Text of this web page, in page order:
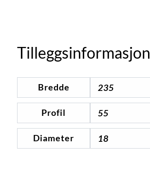
Tilleggsinformasjon
Bredde 235
Profil 55
Diameter 18